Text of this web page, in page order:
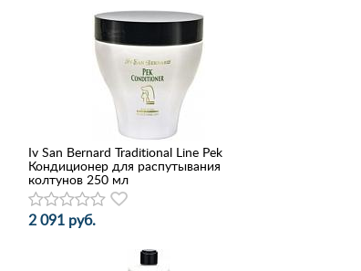
Iv San Bernard Traditional Line Pek
Кондиционер для распутывания
колтунов 250 мл
2 091 руб.